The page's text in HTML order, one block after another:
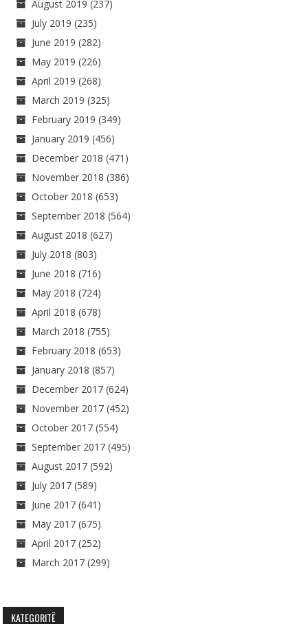
August 2019 (237)
July 2019 (235)
June 2019 (282)
May 2019 (226)
April 2019 (268)
March 2019 (325)
February 2019 (349)
January 2019 (456)
December 2018 (471)
November 2018 (386)
October 2018 (653)
September 2018 (564)
August 2018 (627)
July 2018 (803)
June 2018 (716)
May 2018 (724)
April 2018 (678)
March 2018 (755)
February 2018 (653)
January 2018 (857)
December 2017 (624)
November 2017 (452)
October 2017 (554)
September 2017 (495)
August 2017 (592)
July 2017 (589)
June 2017 (641)
May 2017 (675)
April 2017 (252)
March 2017 (299)
KATEGORITË